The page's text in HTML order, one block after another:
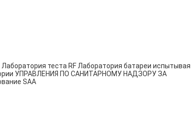
Лаборатория теста RF Лаборатория батареи испытывая
УПРАВЛЕНИЯ ПО САНИТАРНОМУ НАДЗОРУ ЗА
SAA